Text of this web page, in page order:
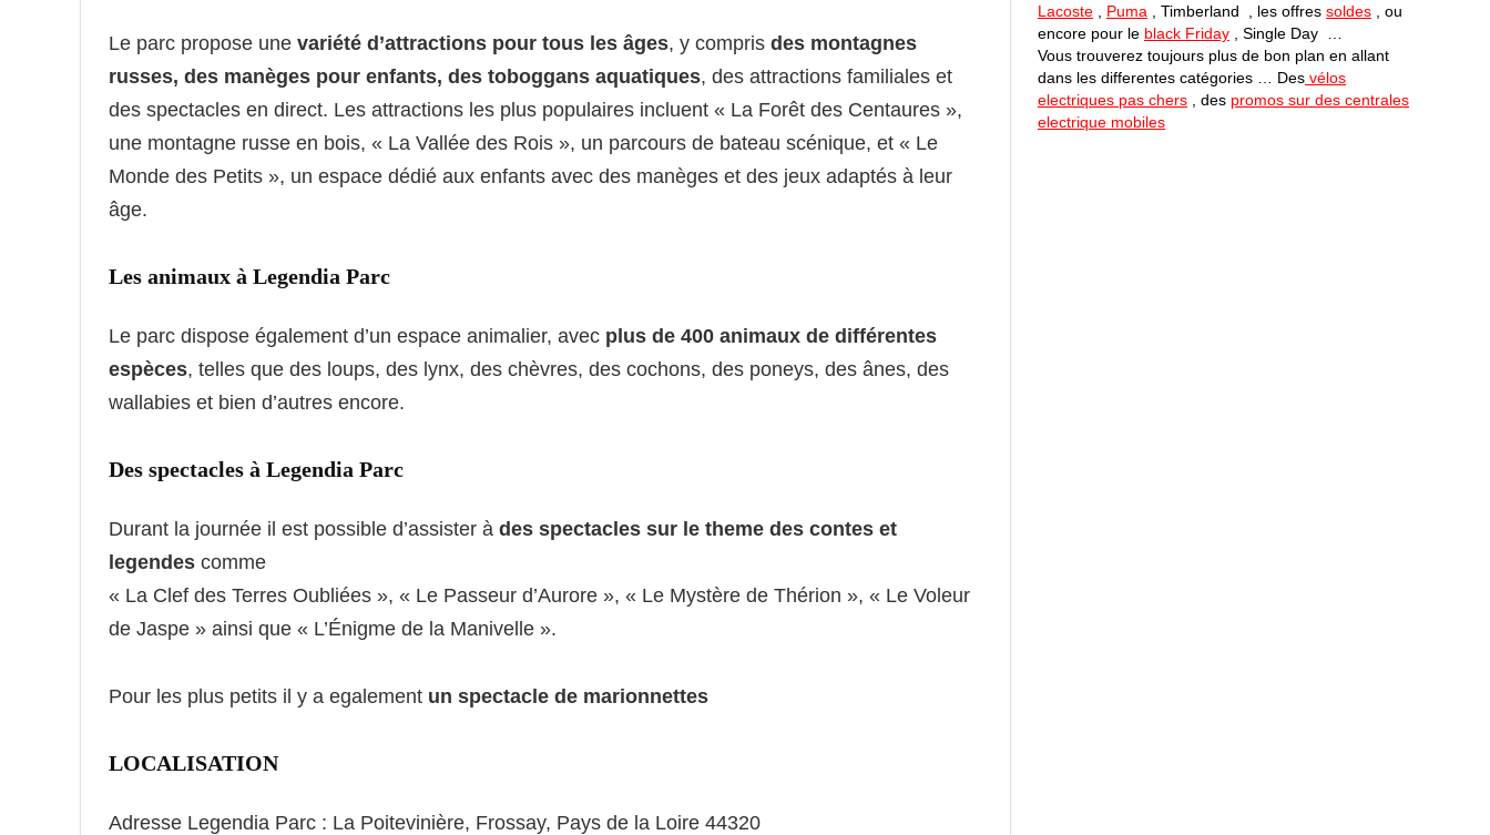
Le parc propose une variété d’attractions pour tous les âges, y compris des montagnes
russes, des manèges pour enfants, des toboggans aquatiques, des attractions familiales et
des spectacles en direct. Les attractions les plus populaires incluent « La Forêt des Centaures »,
une montagne russe en bois, « La Vallée des Rois », un parcours de bateau scénique, et « Le
Monde des Petits », un espace dédié aux enfants avec des manèges et des jeux adaptés à leur
âge.
Les animaux à Legendia Parc
Le parc dispose également d’un espace animalier, avec plus de 400 animaux de différentes
espèces, telles que des loups, des lynx, des chèvres, des cochons, des poneys, des ânes, des
wallabies et bien d’autres encore.
Des spectacles à Legendia Parc
Durant la journée il est possible d’assister à des spectacles sur le theme des contes et
legendes comme
« La Clef des Terres Oubliées », « Le Passeur d’Aurore », « Le Mystère de Thérion », « Le Voleur
de Jaspe » ainsi que « L’Énigme de la Manivelle ».
Pour les plus petits il y a egalement un spectacle de marionnettes
LOCALISATION
Adresse Legendia Parc : La Poitevinière, Frossay, Pays de la Loire 44320
Lacoste
Puma , Timberland , les offres soldes , ou
encore pour le black Friday , Single Day …
Vous trouverez toujours plus de bon plan en allant
dans les differentes catégories … Des vélos
electriques pas chers , des promos sur des centrales
electrique mobiles